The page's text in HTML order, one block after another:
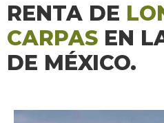
RENTA DE
CARPAS EN
DE MÉXICO.